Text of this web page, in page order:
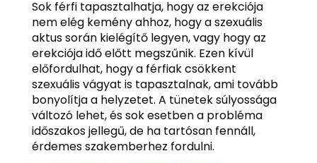
Sok férfi tapasztalhatja, hogy az erekciója
nem elég kemény ahhoz, hogy a szexuális
aktus során kielégítő legyen, vagy hogy az
erekciója idő előtt megszűnik. Ezen kívül
előfordulhat, hogy a férfiak csökkent
szexuális vágyat is tapasztalnak, ami tovább
bonyolítja a helyzetet. A tünetek súlyossága
változó lehet, és sok esetben a probléma
időszakos jellegű, de ha tartósan fennáll,
érdemes szakemberhez fordulni.